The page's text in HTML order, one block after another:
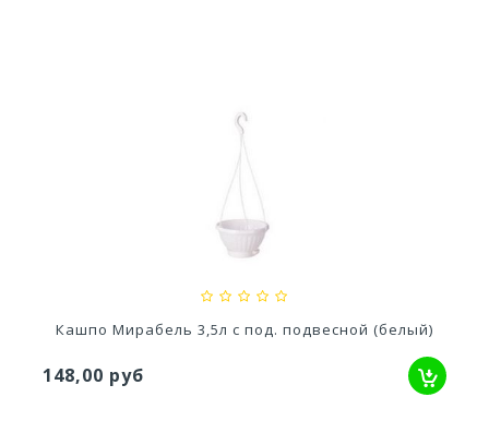
Кашпо Мирабель 3,5л с под. подвесной (белый)
148,00 руб